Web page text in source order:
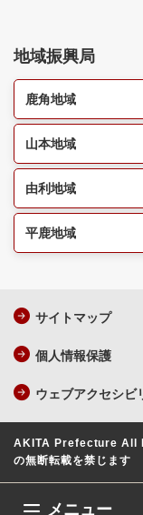
メニュー
地域振興局
鹿角地域
山本地域
由利地域
平鹿地域
サイトマップ
個人情報保護
ウェブアクセシビ
AKITA Prefecture All
の無断転載を禁じます